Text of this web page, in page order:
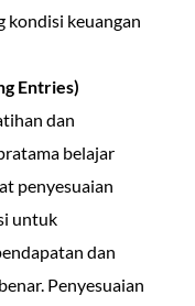
kondisi keuangan
Entries)
dan
belajar
penyesuaian
untuk
dan
Penyesuaian